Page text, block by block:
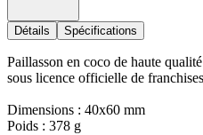
Détails Spécifications
Paillasson en coco de haute
sous licence officielle de
Dimensions : 40x60 mm
Poids : 378 g